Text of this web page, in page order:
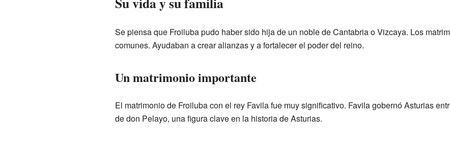
Se piensa que Froiluba pudo haber sido hija de un noble de Cantabria o Vizcaya. Los
comunes. Ayudaban a crear alianzas y a fortalecer el poder del reino.
Un matrimonio importante
El matrimonio de Froiluba con el rey Favila fue muy significativo. Favila gobernó Asturias
de don Pelayo, una figura clave en la historia de Asturias.